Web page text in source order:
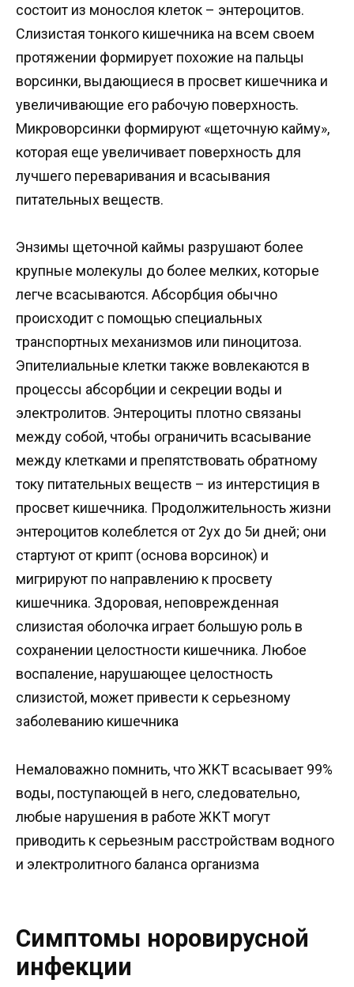
состоит из монослоя клеток – энтероцитов.
Слизистая тонкого кишечника на всем своем
протяжении формирует похожие на пальцы
ворсинки, выдающиеся в просвет кишечника и
увеличивающие его рабочую поверхность.
Микроворсинки формируют «щеточную кайму»,
которая еще увеличивает поверхность для
лучшего переваривания и всасывания
питательных веществ.
Энзимы щеточной каймы разрушают более
крупные молекулы до более мелких, которые
легче всасываются. Абсорбция обычно
происходит с помощью специальных
транспортных механизмов или пиноцитоза.
Эпителиальные клетки также вовлекаются в
процессы абсорбции и секреции воды и
электролитов. Энтероциты плотно связаны
между собой, чтобы ограничить всасывание
между клетками и препятствовать обратному
току питательных веществ – из интерстиция в
просвет кишечника. Продолжительность жизни
энтероцитов колеблется от 2ух до 5и дней; они
стартуют от крипт (основа ворсинок) и
мигрируют по направлению к просвету
кишечника. Здоровая, неповрежденная
слизистая оболочка играет большую роль в
сохранении целостности кишечника. Любое
воспаление, нарушающее целостность
слизистой, может привести к серьезному
заболеванию кишечника
Немаловажно помнить, что ЖКТ всасывает 99%
воды, поступающей в него, следовательно,
любые нарушения в работе ЖКТ могут
приводить к серьезным расстройствам водного
и электролитного баланса организма
Симптомы норовирусной
инфекции